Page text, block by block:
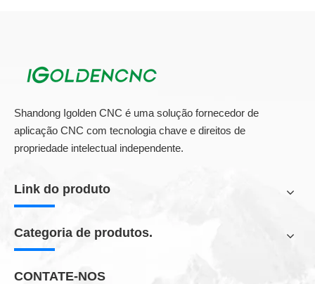
Shandong Igolden CNC é uma solução fornecedor de
aplicação CNC com tecnologia chave e direitos de
propriedade intelectual independente.
Link do produto
Categoria de produtos.
CONTATE-NOS